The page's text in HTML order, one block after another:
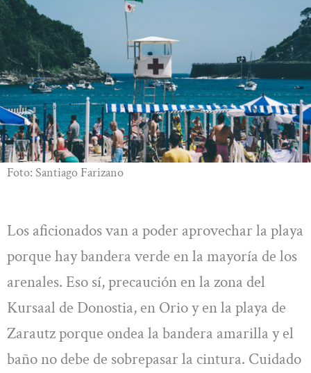
Foto: Santiago Farizano
Los aficionados van a poder aprovechar la playa
porque hay bandera verde en la mayoría de los
arenales. Eso sí, precaución en la zona del
Kursaal de Donostia, en Orio y en la playa de
Zarautz porque ondea la bandera amarilla y el
baño no debe de sobrepasar la cintura. Cuidado